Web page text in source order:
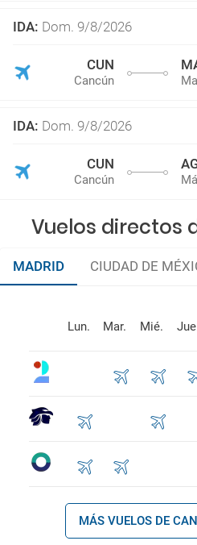
IDA: Dom. 9/8/2026
CUN
Cancún
IDA: Dom. 9/8/2026
CUN
Cancún
Vuelos directos
MADRID CIUDAD DE
Lun. Mar. Mié.
MÁS VUELOS DE